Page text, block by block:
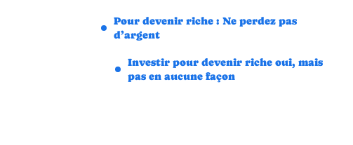
Pour devenir riche : Ne perdez pas
d’argent
Investir pour devenir riche oui, mais
pas en aucune façon